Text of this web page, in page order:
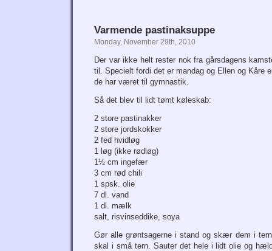
Varmende pastinaksuppe
Monday, November 29th, 2010
Der var ikke helt rester nok fra gårsdagens
til. Specielt fordi det er mandag og Ellen og Kåre
de har været til gymnastik.
Så det blev til lidt tømt køleskab:
2 store pastinakker
2 store jordskokker
2 fed hvidløg
1 løg (ikke rødløg)
1½ cm ingefær
3 cm rød chili
1 spsk. olie
7 dl. vand
1 dl. mælk
salt, risvinseddike, soya
Gør alle grøntsagerne i stand og skær dem i
skal i små tern. Sauter det hele i lidt olie og